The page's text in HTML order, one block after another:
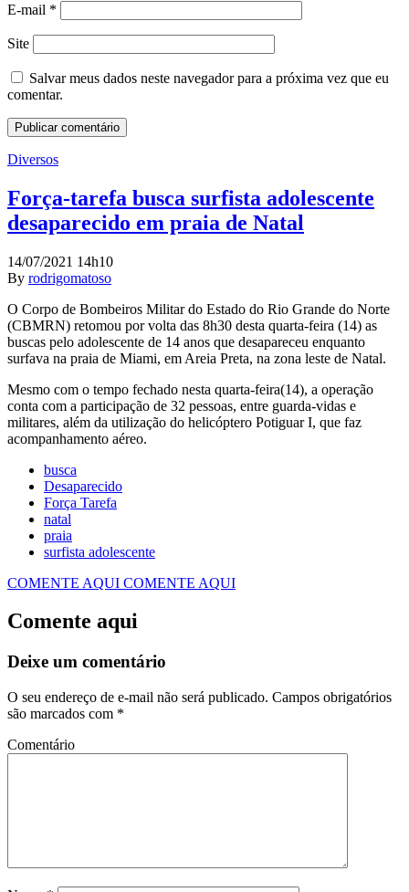
E-mail *
Site
Salvar meus dados neste navegador para a próxima vez que eu
comentar.
Diversos
Força-tarefa busca surfista adolescente
desaparecido em praia de Natal
14/07/2021 14h10
By rodrigomatoso
O Corpo de Bombeiros Militar do Estado do Rio Grande do Norte
(CBMRN) retomou por volta das 8h30 desta quarta-feira (14) as
buscas pelo adolescente de 14 anos que desapareceu enquanto
surfava na praia de Miami, em Areia Preta, na zona leste de Natal.
Mesmo com o tempo fechado nesta quarta-feira(14), a operação
conta com a participação de 32 pessoas, entre guarda-vidas e
militares, além da utilização do helicóptero Potiguar I, que faz
acompanhamento aéreo.
busca
Desaparecido
Força Tarefa
natal
praia
surfista adolescente
COMENTE AQUI COMENTE AQUI
Comente aqui
Deixe um comentário
O seu endereço de e-mail não será publicado. Campos obrigatórios
são marcados com *
Comentário